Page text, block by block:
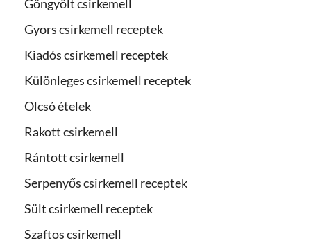
Göngyölt csirkemell
Gyors csirkemell receptek
Kiadós csirkemell receptek
Különleges csirkemell receptek
Olcsó ételek
Rakott csirkemell
Rántott csirkemell
Serpenyős csirkemell receptek
Sült csirkemell receptek
Szaftos csirkemell